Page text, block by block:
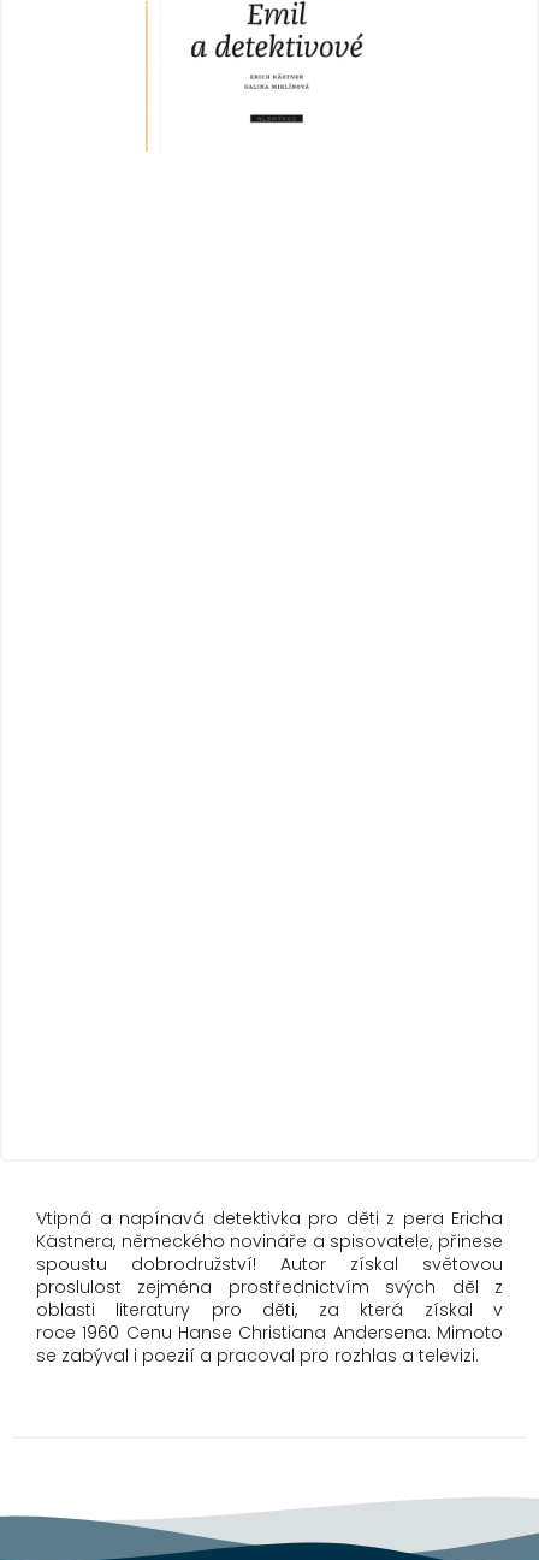
Vtipná a napínavá detektivka pro děti z pera Ericha
Kästnera, německého novináře a spisovatele, přinese
spoustu dobrodružství! Autor získal světovou
proslulost zejména prostřednictvím svých děl z
oblasti literatury pro děti, za která získal v
roce 1960 Cenu Hanse Christiana Andersena. Mimoto
se zabýval i poezií a pracoval pro rozhlas a televizi.